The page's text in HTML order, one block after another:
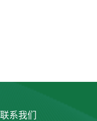
联系我们